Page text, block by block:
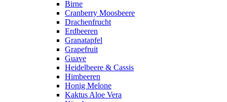
Birne
Cranberry Moosbeere
Drachenfrucht
Erdbeeren
Granatapfel
Grapefruit
Guave
Heidelbeere & Cassis
Himbeeren
Honig Melone
Kaktus Aloe Vera